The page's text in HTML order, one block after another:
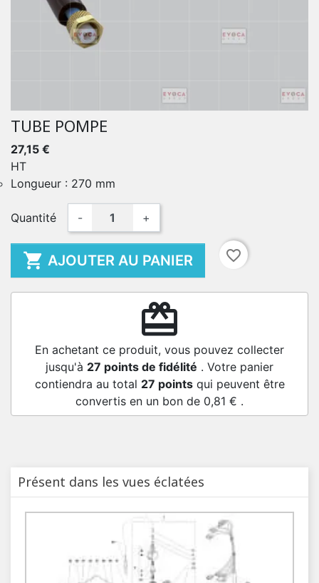
TUBE POMPE
27,15 €
HT
Longueur : 270 mm
Quantité - +
 AJOUTER AU PANIER favorite_border
redeem
En achetant ce produit, vous pouvez collecter
jusqu'à 27 points de fidélité . Votre panier
contiendra au total 27 pointsqui peuvent être
convertis en un bon de 0,81 € .
Présent dans les vues éclatées